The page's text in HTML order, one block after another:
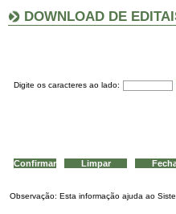
DOWNLOAD DE
Digite os caracteres ao lado:
Observação: Esta informação ajuda ao